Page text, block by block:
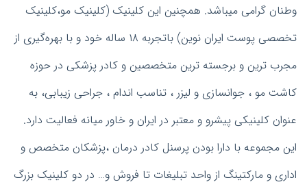
وطنان گرامی میباشد. همچنین این کلینیک (کلینیک مو،کلینیک
تخصصی پوست ایران نوین) باتجربه ۱۸ ساله خود و با بهره‌گیری از
مجرب ‌ترین و برجسته‌ ترین متخصصین و کادر پزشکی در حوزه
کاشت مو ، جوانسازی و لیزر ، تناسب اندام ، جراحی زیبابی، به
عنوان کلینیکی پیشرو و معتبر در ایران و خاور میانه فعالیت دارد.
این مجموعه با دارا بودن پرسنل کادر درمان ،پزشکان متخصص و
اداری و مارکتینگ از واحد تبلیغات تا فروش و… در دو کلینیک بزرگ